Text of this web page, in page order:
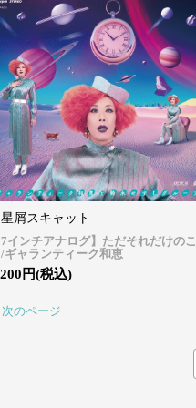
星屑スキャット
インチアナログ】ただそれだけのこ
ギャランティーク和恵
円(税込)
次のページ